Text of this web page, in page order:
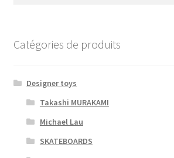
Catégories de produits
Designer toys
Takashi MURAKAMI
Michael Lau
SKATEBOARDS